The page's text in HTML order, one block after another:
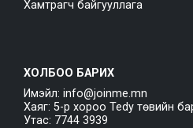
Хамтрагч байгууллага
ХОЛБОО БАРИХ
Имэйл: info@joinme.mn
Хаяг: 5-р хороо Tedy төвийн
Утас: 7744 3939